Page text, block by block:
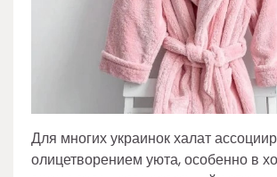
Для многих украинок халат
олицетворением уюта, особенно в